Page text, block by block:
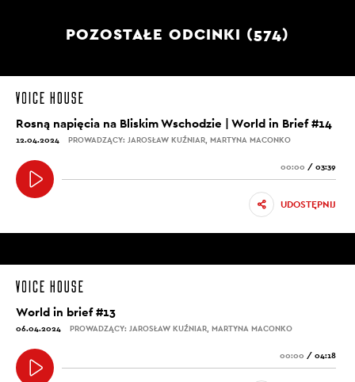
POZOSTAŁE ODCINKI (574)
Rosną napięcia na Bliskim Wschodzie | World in Brief #14
12.04.2024 PROWADZĄCY: JAROSŁAW KUŹNIAR, MARTYNA MACONKO
00:00 / 03:39
UDOSTĘPNIJ
World in brief #13
06.04.2024 PROWADZĄCY: JAROSŁAW KUŹNIAR, MARTYNA MACONKO
00:00 / 04:18